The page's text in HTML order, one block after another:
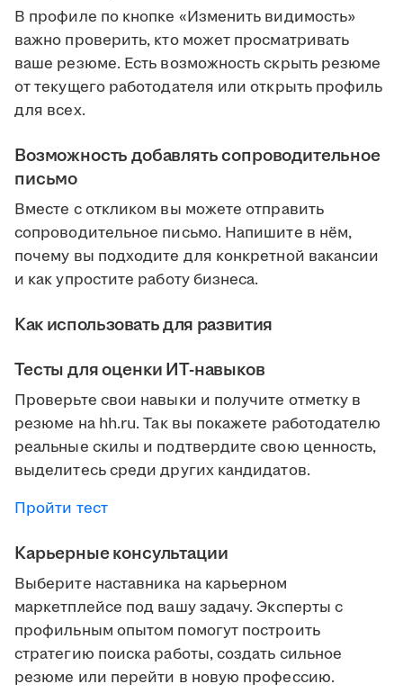
В профиле по кнопке «Изменить видимость»
важно проверить, кто может просматривать
ваше резюме. Есть возможность скрыть резюме
от текущего работодателя или открыть профиль
для всех.
Возможность добавлять сопроводительное
письмо
Вместе с откликом вы можете отправить
сопроводительное письмо. Напишите в нём,
почему вы подходите для конкретной вакансии
и как упростите работу бизнеса.
Как использовать для развития
Тесты для оценки ИТ-навыков
Проверьте свои навыки и получите отметку в
резюме на hh.ru. Так вы покажете работодателю
реальные скилы и подтвердите свою ценность,
выделитесь среди других кандидатов.
Пройти тест
Карьерные консультации
Выберите наставника на карьерном
маркетплейсе под вашу задачу. Эксперты с
профильным опытом помогут построить
стратегию поиска работы, создать сильное
резюме или перейти в новую профессию.